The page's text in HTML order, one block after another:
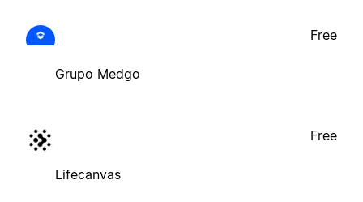
Grupo Medgo
Free
Lifecanvas
Free